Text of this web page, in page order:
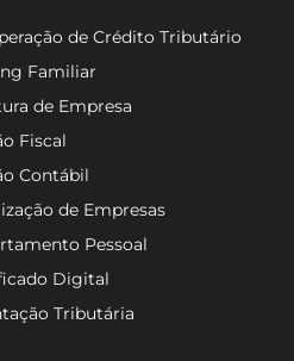
de Crédito Tributário
Familiar
de Empresa
Fiscal
Contábil
de Empresas
Pessoal
Digital
Tributária